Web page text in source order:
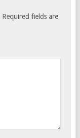
Required fields are